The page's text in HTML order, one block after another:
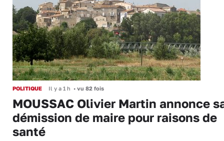
POLITIQUE Il y a 1 h • vu 82 fois
MOUSSAC Olivier Martin annonce
démission de maire pour raisons de
santé